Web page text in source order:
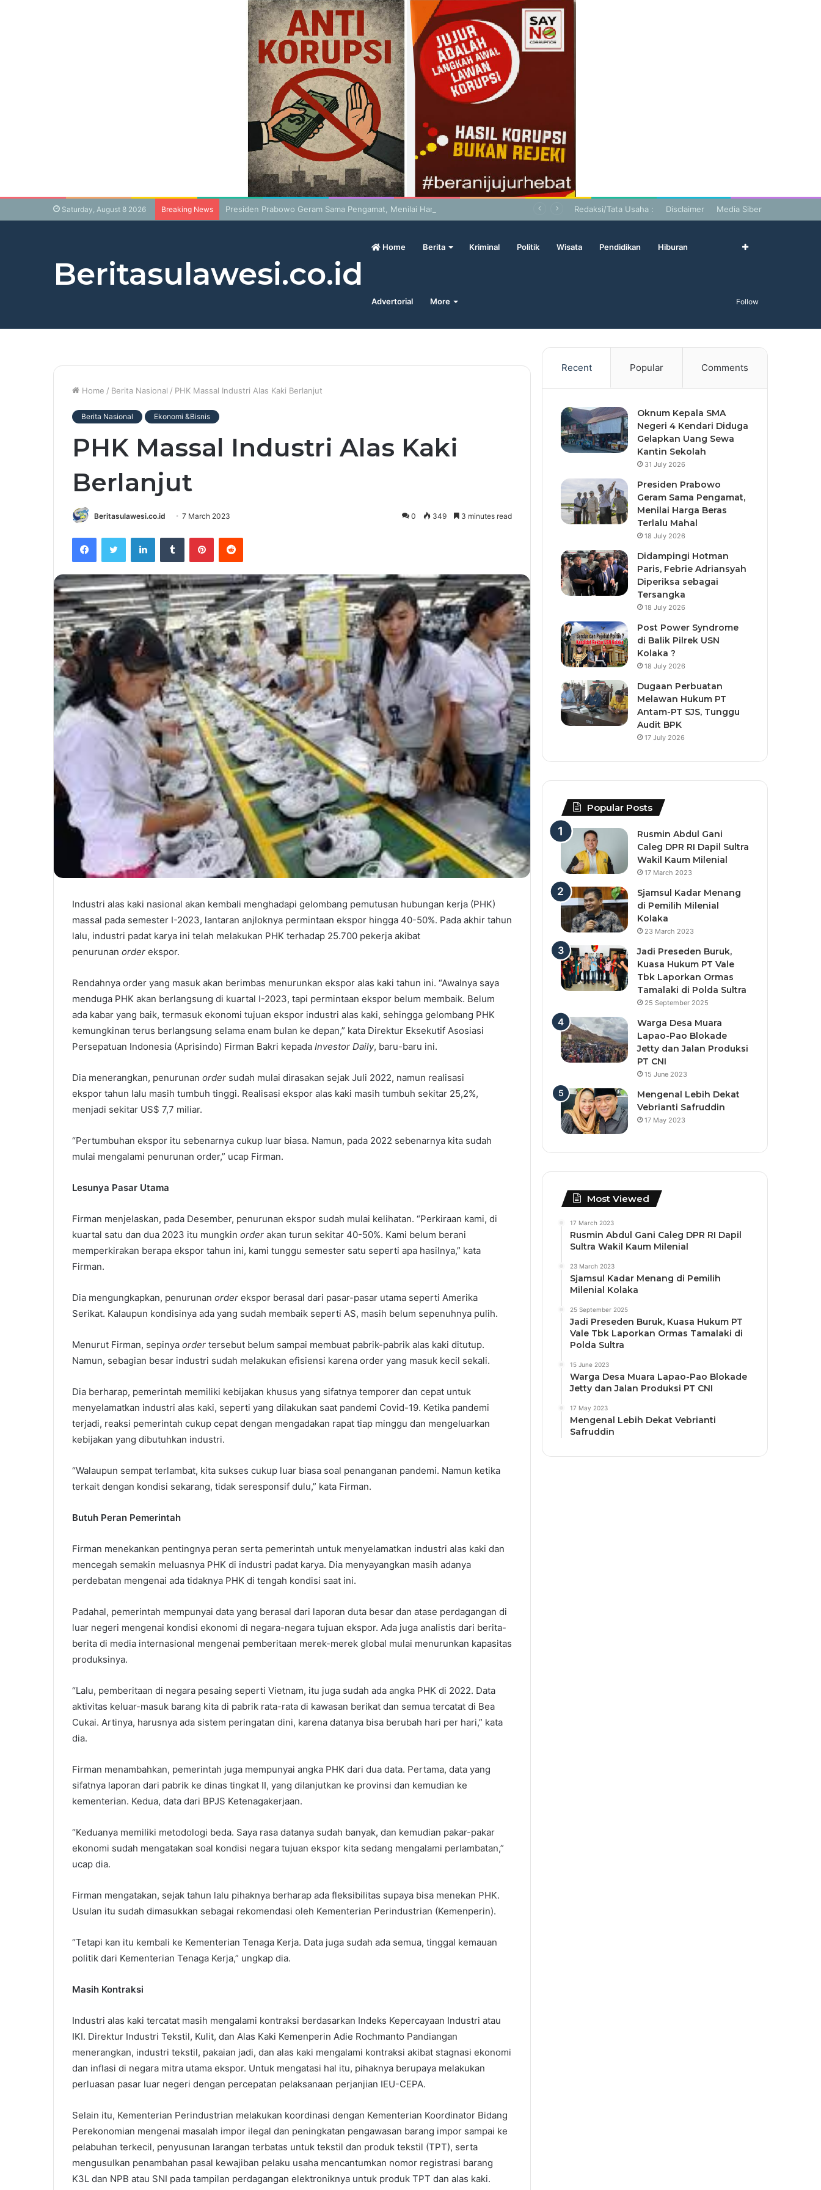
Saturday, August 8 2026 Breaking News Presiden Prabowo Geram Sama Pengamat, Menilai Harga Beras Terlalu Mahal Redaksi/Tata Usaha : Disclaimer Media Siber
Beritasulawesi.co.id
Home Berita Kriminal Politik Wisata Pendidikan Hiburan
Advertorial More Follow
Home / Berita Nasional / PHK Massal Industri Alas Kaki Berlanjut
Berita Nasional Ekonomi &Bisnis
PHK Massal Industri Alas Kaki
Berlanjut
Beritasulawesi.co.id 7 March 2023 0 349 3 minutes read
Industri alas kaki nasional akan kembali menghadapi gelombang pemutusan hubungan kerja (PHK)
massal pada semester I-2023, lantaran anjloknya permintaan ekspor hingga 40-50%. Pada akhir tahun
lalu, industri padat karya ini telah melakukan PHK terhadap 25.700 pekerja akibat
penurunan order ekspor.
Rendahnya order yang masuk akan berimbas menurunkan ekspor alas kaki tahun ini. “Awalnya saya
menduga PHK akan berlangsung di kuartal I-2023, tapi permintaan ekspor belum membaik. Belum
ada kabar yang baik, termasuk ekonomi tujuan ekspor industri alas kaki, sehingga gelombang PHK
kemungkinan terus berlangsung selama enam bulan ke depan,” kata Direktur Eksekutif Asosiasi
Persepatuan Indonesia (Aprisindo) Firman Bakri kepada Investor Daily, baru-baru ini.
Dia menerangkan, penurunan order sudah mulai dirasakan sejak Juli 2022, namun realisasi
ekspor tahun lalu masih tumbuh tinggi. Realisasi ekspor alas kaki masih tumbuh sekitar 25,2%,
menjadi sekitar US$ 7,7 miliar.
“Pertumbuhan ekspor itu sebenarnya cukup luar biasa. Namun, pada 2022 sebenarnya kita sudah
mulai mengalami penurunan order,” ucap Firman.
Lesunya Pasar Utama
Firman menjelaskan, pada Desember, penurunan ekspor sudah mulai kelihatan. “Perkiraan kami, di
kuartal satu dan dua 2023 itu mungkin order akan turun sekitar 40-50%. Kami belum berani
memperkirakan berapa ekspor tahun ini, kami tunggu semester satu seperti apa hasilnya,” kata
Firman.
Dia mengungkapkan, penurunan order ekspor berasal dari pasar-pasar utama seperti Amerika
Serikat. Kalaupun kondisinya ada yang sudah membaik seperti AS, masih belum sepenuhnya pulih.
Menurut Firman, sepinya order tersebut belum sampai membuat pabrik-pabrik alas kaki ditutup.
Namun, sebagian besar industri sudah melakukan efisiensi karena order yang masuk kecil sekali.
Dia berharap, pemerintah memiliki kebijakan khusus yang sifatnya temporer dan cepat untuk
menyelamatkan industri alas kaki, seperti yang dilakukan saat pandemi Covid-19. Ketika pandemi
terjadi, reaksi pemerintah cukup cepat dengan mengadakan rapat tiap minggu dan mengeluarkan
kebijakan yang dibutuhkan industri.
“Walaupun sempat terlambat, kita sukses cukup luar biasa soal penanganan pandemi. Namun ketika
terkait dengan kondisi sekarang, tidak seresponsif dulu,” kata Firman.
Butuh Peran Pemerintah
Firman menekankan pentingnya peran serta pemerintah untuk menyelamatkan industri alas kaki dan
mencegah semakin meluasnya PHK di industri padat karya. Dia menyayangkan masih adanya
perdebatan mengenai ada tidaknya PHK di tengah kondisi saat ini.
Padahal, pemerintah mempunyai data yang berasal dari laporan duta besar dan atase perdagangan di
luar negeri mengenai kondisi ekonomi di negara-negara tujuan ekspor. Ada juga analistis dari berita-
berita di media internasional mengenai pemberitaan merek-merek global mulai menurunkan kapasitas
produksinya.
“Lalu, pemberitaan di negara pesaing seperti Vietnam, itu juga sudah ada angka PHK di 2022. Data
aktivitas keluar-masuk barang kita di pabrik rata-rata di kawasan berikat dan semua tercatat di Bea
Cukai. Artinya, harusnya ada sistem peringatan dini, karena datanya bisa berubah hari per hari,” kata
dia.
Firman menambahkan, pemerintah juga mempunyai angka PHK dari dua data. Pertama, data yang
sifatnya laporan dari pabrik ke dinas tingkat II, yang dilanjutkan ke provinsi dan kemudian ke
kementerian. Kedua, data dari BPJS Ketenagakerjaan.
“Keduanya memiliki metodologi beda. Saya rasa datanya sudah banyak, dan kemudian pakar-pakar
ekonomi sudah mengatakan soal kondisi negara tujuan ekspor kita sedang mengalami perlambatan,”
ucap dia.
Firman mengatakan, sejak tahun lalu pihaknya berharap ada fleksibilitas supaya bisa menekan PHK.
Usulan itu sudah dimasukkan sebagai rekomendasi oleh Kementerian Perindustrian (Kemenperin).
“Tetapi kan itu kembali ke Kementerian Tenaga Kerja. Data juga sudah ada semua, tinggal kemauan
politik dari Kementerian Tenaga Kerja,” ungkap dia.
Masih Kontraksi
Industri alas kaki tercatat masih mengalami kontraksi berdasarkan Indeks Kepercayaan Industri atau
IKI. Direktur Industri Tekstil, Kulit, dan Alas Kaki Kemenperin Adie Rochmanto Pandiangan
menerangkan, industri tekstil, pakaian jadi, dan alas kaki mengalami kontraksi akibat stagnasi ekonomi
dan inflasi di negara mitra utama ekspor. Untuk mengatasi hal itu, pihaknya berupaya melakukan
perluasan pasar luar negeri dengan percepatan pelaksanaan perjanjian IEU-CEPA.
Selain itu, Kementerian Perindustrian melakukan koordinasi dengan Kementerian Koordinator Bidang
Perekonomian mengenai masalah impor ilegal dan peningkatan pengawasan barang impor sampai ke
pelabuhan terkecil, penyusunan larangan terbatas untuk tekstil dan produk tekstil (TPT), serta
mengusulkan penambahan pasal kewajiban pelaku usaha mencantumkan nomor registrasi barang
K3L dan NPB atau SNI pada tampilan perdagangan elektroniknya untuk produk TPT dan alas kaki.
Recent Popular Comments
Oknum Kepala SMA
Negeri 4 Kendari Diduga
Gelapkan Uang Sewa
Kantin Sekolah
31 July 2026
Presiden Prabowo
Geram Sama Pengamat,
Menilai Harga Beras
Terlalu Mahal
18 July 2026
Didampingi Hotman
Paris, Febrie Adriansyah
Diperiksa sebagai
Tersangka
18 July 2026
Post Power Syndrome
di Balik Pilrek USN
Kolaka ?
18 July 2026
Dugaan Perbuatan
Melawan Hukum PT
Antam-PT SJS, Tunggu
Audit BPK
17 July 2026
Popular Posts
Rusmin Abdul Gani
Caleg DPR RI Dapil Sultra
Wakil Kaum Milenial
17 March 2023
Sjamsul Kadar Menang
di Pemilih Milenial
Kolaka
23 March 2023
Jadi Preseden Buruk,
Kuasa Hukum PT Vale
Tbk Laporkan Ormas
Tamalaki di Polda Sultra
25 September 2025
Warga Desa Muara
Lapao-Pao Blokade
Jetty dan Jalan Produksi
PT CNI
15 June 2023
Mengenal Lebih Dekat
Vebrianti Safruddin
17 May 2023
Most Viewed
17 March 2023
Rusmin Abdul Gani Caleg DPR RI Dapil
Sultra Wakil Kaum Milenial
23 March 2023
Sjamsul Kadar Menang di Pemilih
Milenial Kolaka
25 September 2025
Jadi Preseden Buruk, Kuasa Hukum PT
Vale Tbk Laporkan Ormas Tamalaki di
Polda Sultra
15 June 2023
Warga Desa Muara Lapao-Pao Blokade
Jetty dan Jalan Produksi PT CNI
17 May 2023
Mengenal Lebih Dekat Vebrianti
Safruddin